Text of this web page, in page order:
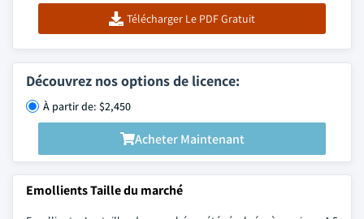
Télécharger Le PDF Gratuit
Découvrez nos options de licence:
À partir de: $2,450
Acheter Maintenant
Emollients Taille du marché